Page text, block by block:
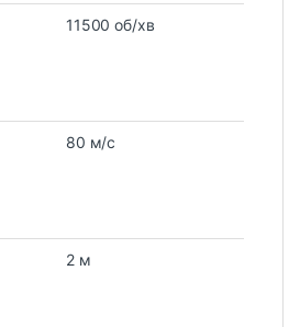
11500 об/хв
80 м/с
2 м